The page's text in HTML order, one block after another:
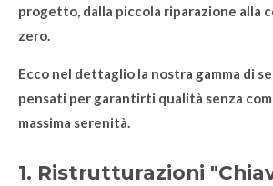
progetto, dalla piccola riparazione alla
zero.
Ecco nel dettaglio la nostra gamma di
pensati per garantirti qualità senza
massima serenità.
1. Ristrutturazioni